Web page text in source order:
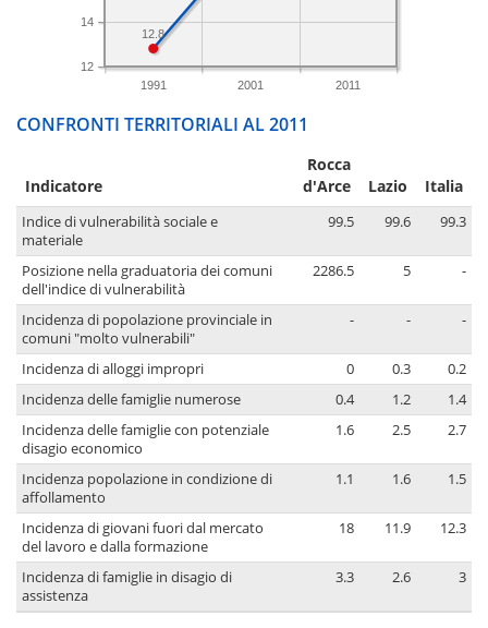
1991 2001 2011
12
14
12.8
CONFRONTI TERRITORIALI AL 2011
Indicatore
Rocca
d'Arce
Lazio Italia
Indice di vulnerabilità sociale e
materiale
99.5 99.6 99.3
Posizione nella graduatoria dei comuni
dell'indice di vulnerabilità
2286.5 5 -
Incidenza di popolazione provinciale in
comuni "molto vulnerabili"
- - -
Incidenza di alloggi impropri 0 0.3
0.2
Incidenza delle famiglie numerose
0.4 1.2
1.4
Incidenza delle famiglie con potenziale
disagio economico
1.6 2.5 2.7
Incidenza popolazione in condizione di
affollamento
1.1 1.6 1.5
Incidenza di giovani fuori dal mercato
del lavoro e dalla formazione
18 11.9 12.3
Incidenza di famiglie in disagio di
assistenza
3.3 2.6 3